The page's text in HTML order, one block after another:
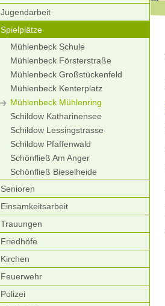
Jugendarbeit
Spielplätze
Mühlenbeck Schule
Mühlenbeck Försterstraße
Mühlenbeck Großstückenfeld
Mühlenbeck Kenterplatz
Mühlenbeck Mühlenring
Schildow Katharinensee
Schildow Lessingstrasse
Schildow Pfaffenwald
Schönfließ Am Anger
Schönfließ Bieselheide
Senioren
Einsamkeitsarbeit
Trauungen
Friedhöfe
Kirchen
Feuerwehr
Polizei